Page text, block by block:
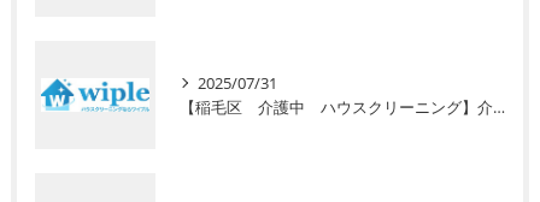
2025/07/31
【稲毛区 介護中 ハウスクリーニング】介護で忙しいあなたに初回お試し半額キャンペーン！安心の高齢者専門サービスで毎日の暮らしをサポート